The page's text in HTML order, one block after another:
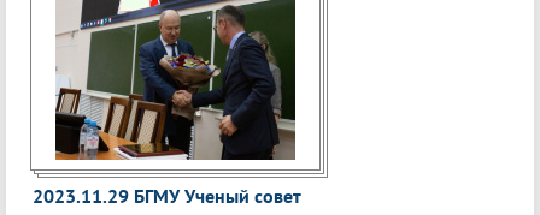
2023.11.29 БГМУ Ученый совет